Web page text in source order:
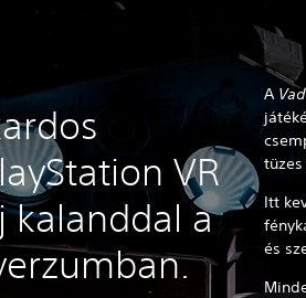
VR
kalanddal a
A
Itt
és